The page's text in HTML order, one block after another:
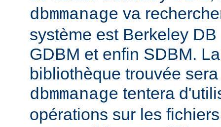
dbmmanage va
système est Berkeley
GDBM et enfin SDBM.
bibliothèque trouvée
dbmmanage tentera
opérations sur les